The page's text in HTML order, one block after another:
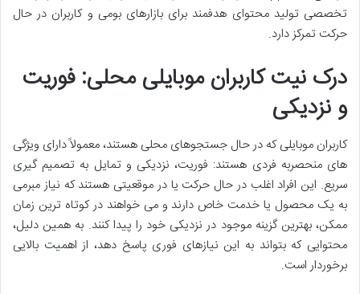
تخصصی تولید محتوای هدفمند برای بازارهای بومی و کاربران در حال
حرکت تمرکز دارد.
درک نیت کاربران موبایلی محلی: فوریت
و نزدیکی
کاربران موبایلی که در حال جستجوهای محلی هستند، معمولاً دارای ویژگی
های منحصربه فردی هستند: فوریت، نزدیکی و تمایل به تصمیم گیری
سریع. این افراد اغلب در حال حرکت یا در موقعیتی هستند که نیاز مبرمی
به یک محصول یا خدمت خاص دارند و می خواهند در کوتاه ترین زمان
ممکن، بهترین گزینه موجود در نزدیکی خود را پیدا کنند. به همین دلیل،
محتوایی که بتواند به این نیازهای فوری پاسخ دهد، از اهمیت بالایی
برخوردار است.